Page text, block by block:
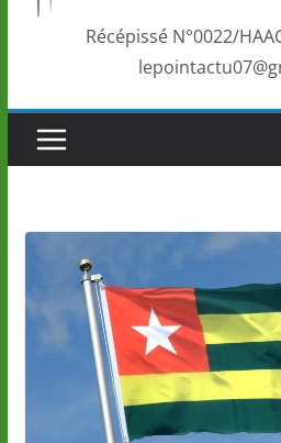
Récépissé N°0022/